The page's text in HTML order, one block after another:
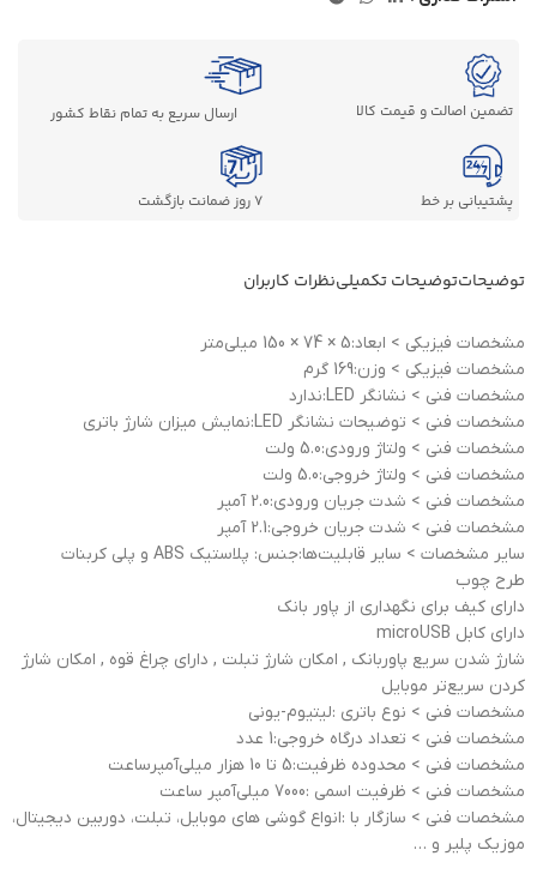
تضمین اصالت و قیمت کالا ارسال سریع به تمام نقاط کشور
پشتیبانی بر خط 7 روز ضمانت بازگشت
توضیحاتتوضیحات تکمیلینظرات کاربران
مشخصات فيزيکی > ابعاد:5 × 74 × 150 میلی‌متر
مشخصات فيزيکی > وزن:169 گرم
مشخصات فنی > نشانگر LED:ندارد
مشخصات فنی > توضیحات نشانگر LED:نمایش میزان شارژ باتری
مشخصات فنی > ولتاژ ورودی:5.0 ولت
مشخصات فنی > ولتاژ خروجی:5.0 ولت
مشخصات فنی > شدت جریان ورودی:2.0 آمپر
مشخصات فنی > شدت جریان خروجی:2.1 آمپر
ساير مشخصات > سایر قابلیت‌ها:جنس: پلاستیک ABS و پلی کربنات
طرح چوب
دارای کیف برای نگهداری از پاور بانک
دارای کابل microUSB
شارژ شدن سریع پاوربانک , امکان شارژ تبلت , دارای چراغ قوه , امکان شارژ
کردن سریع‌تر موبایل
مشخصات فنی > نوع باتری :لیتیوم-یونی
مشخصات فنی > تعداد درگاه خروجی:1 عدد
مشخصات فنی > محدوده ظرفیت:5 تا 10 هزار میلی‌آمپر‌ساعت
مشخصات فنی > ظرفیت اسمی :7000 میلی‌آمپر ساعت
مشخصات فنی > سازگار با :انواع گوشی های موبایل، تبلت، دوربین دیجیتال،
موزیک پلیر و …